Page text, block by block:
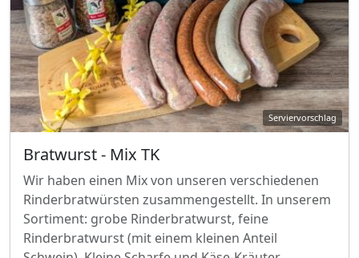
Bratwurst - Mix TK
Wir haben einen Mix von unseren verschiedenen
Rinderbratwürsten zusammengestellt. In unserem
Sortiment: grobe Rinderbratwurst, feine
Rinderbratwurst (mit einem kleinen Anteil